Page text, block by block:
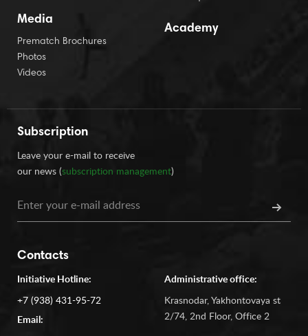
Media
Prematch Brochures
Photos
Videos
Academy
Subscription
Leave your e-mail to receive
our news (subscription management)
Contacts
Initiative Hotline:
+7 (938) 431-95-72
Email:
Administrative office:
Krasnodar, Yakhontovaya st
2/74, 2nd Floor, Office 2